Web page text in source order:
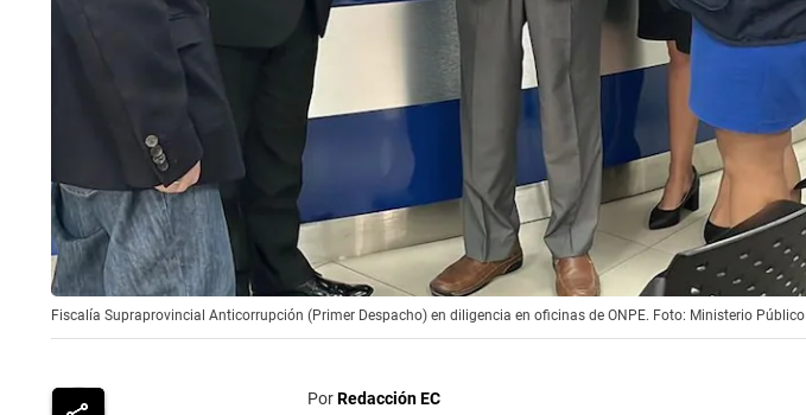
Fiscalía Supraprovincial Anticorrupción (Primer Despacho) en diligencia en oficinas de ONPE. Foto: Ministerio Público
PorRedacción EC